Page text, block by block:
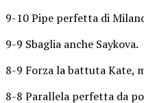
9-10 Pipe perfetta di
9-9 Sbaglia anche Saykova.
8-9 Forza la battuta Kate,
8-8 Parallela perfetta da